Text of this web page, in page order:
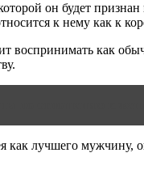
он будет
к нему как к
как
как лучшего мужчину,